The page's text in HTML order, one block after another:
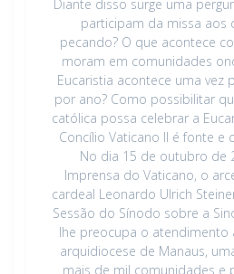
Diante disso surge uma
participam da missa aos
pecando? O que acontece
moram em comunidades
Eucaristia acontece uma vez
por ano? Como possibilitar
católica possa celebrar a
Concílio Vaticano II é fonte e
No dia 15 de outubro de
Imprensa do Vaticano, o
cardeal Leonardo Ulrich
Sessão do Sínodo sobre a
lhe preocupa o atendimento
arquidiocese de Manaus,
mais de mil comunidades e